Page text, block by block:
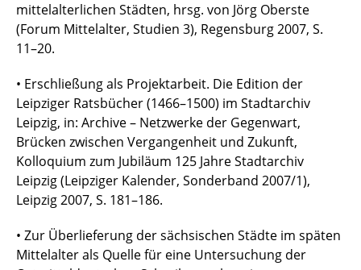
mittelalterlichen Städten, hrsg. von Jörg Oberste
(Forum Mittelalter, Studien 3), Regensburg 2007, S.
11–20.
• Erschließung als Projektarbeit. Die Edition der
Leipziger Ratsbücher (1466–1500) im Stadtarchiv
Leipzig, in: Archive – Netzwerke der Gegenwart,
Brücken zwischen Vergangenheit und Zukunft,
Kolloquium zum Jubiläum 125 Jahre Stadtarchiv
Leipzig (Leipziger Kalender, Sonderband 2007/1),
Leipzig 2007, S. 181–186.
• Zur Überlieferung der sächsischen Städte im späten
Mittelalter als Quelle für eine Untersuchung der